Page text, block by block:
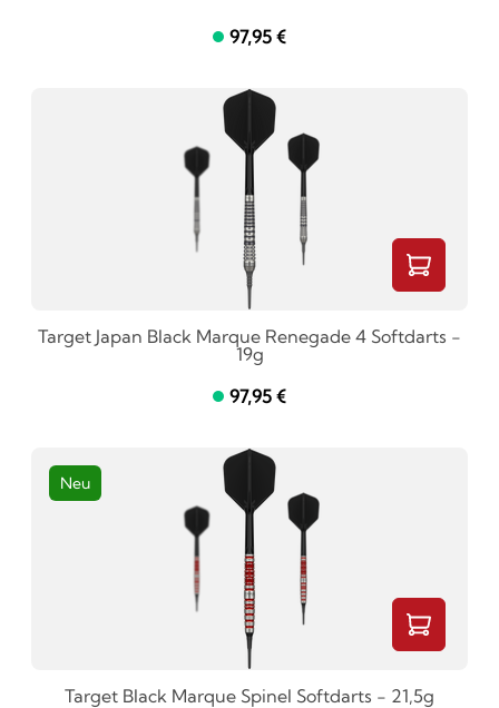
97,95 €
Target Japan Black Marque Renegade 4 Softdarts -
19g
97,95 €
Neu
Target Black Marque Spinel Softdarts - 21,5g